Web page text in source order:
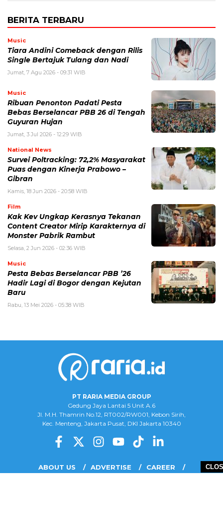
BERITA TERBARU
Music
Tiara Andini Comeback dengan Rilis
Single Bertajuk Tulang dan Nadi
Jumat, 7 Agu 2026 - 09:31 WIB
Music
Ribuan Penonton Padati Pesta
Bebas Berselancar PBB 26 di Tengah
Guyuran Hujan
Jumat, 3 Jul 2026 - 12:29 WIB
National News
Survei Poltracking: 72,2% Masyarakat
Puas dengan Kinerja Prabowo –
Gibran
Kamis, 18 Jun 2026 - 20:58 WIB
Film
Kak Kev Ungkap Kerasnya Tekanan
Content Creator Mirip Karakternya di
Monster Pabrik Rambut
Selasa, 2 Jun 2026 - 02:36 WIB
Music
Pesta Bebas Berselancar PBB ’26
Hadir Lagi di Bogor dengan Kejutan
Baru
Rabu, 13 Mei 2026 - 05:38 WIB
PT RARIA MEDIA GROUP
Gedung Jaya Lantai 5 Unit A.6
Jl. M.H. Thamrin No.12, RT002/RW001, Kebon Sirih,
Kec. Menteng, Jakarta Pusat, DKI Jakarta 10340
ABOUT US ADVERTISE
CAREER